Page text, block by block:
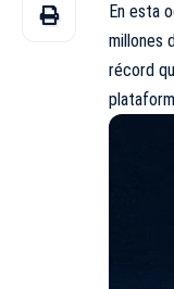
En esta
millones
récord